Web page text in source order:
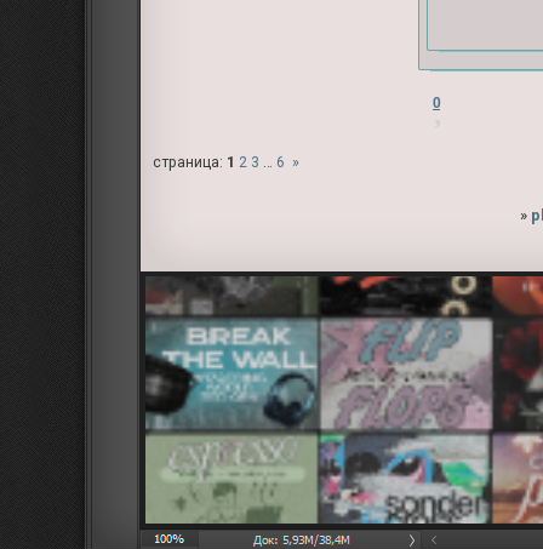
0
страница: 1 2 3 6 »
»